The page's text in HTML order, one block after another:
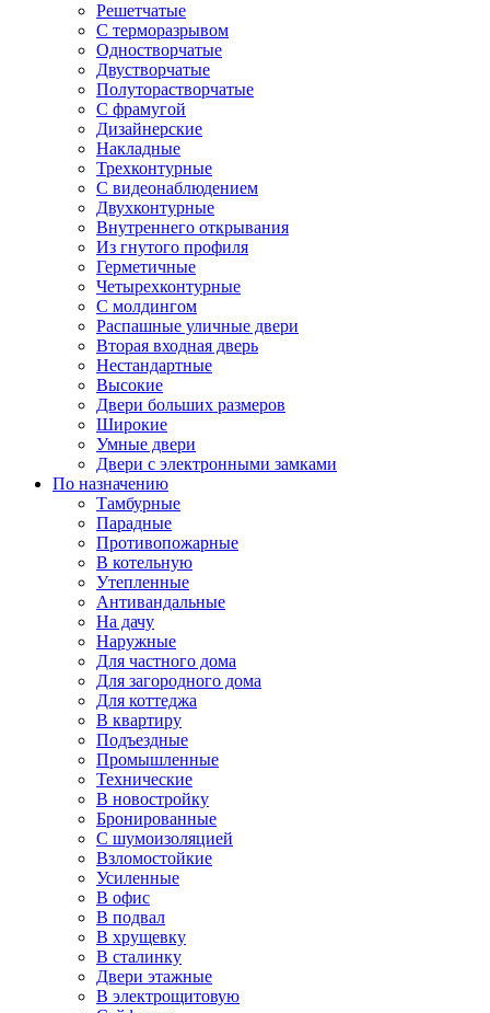
Решетчатые
С терморазрывом
Одностворчатые
Двустворчатые
Полуторастворчатые
С фрамугой
Дизайнерские
Накладные
Трехконтурные
С видеонаблюдением
Двухконтурные
Внутреннего открывания
Из гнутого профиля
Герметичные
Четырехконтурные
С молдингом
Распашные уличные двери
Вторая входная дверь
Нестандартные
Высокие
Двери больших размеров
Широкие
Умные двери
Двери с электронными замками
По назначению
Тамбурные
Парадные
Противопожарные
В котельную
Утепленные
Антивандальные
На дачу
Наружные
Для частного дома
Для загородного дома
Для коттеджа
В квартиру
Подъездные
Промышленные
Технические
В новостройку
Бронированные
С шумоизоляцией
Взломостойкие
Усиленные
В офис
В подвал
В хрущевку
В сталинку
Двери этажные
В электрощитовую